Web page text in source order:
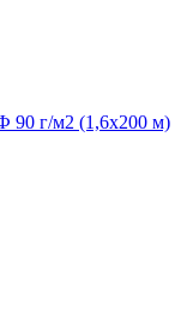
90 г/м2 (1,6х200 м)